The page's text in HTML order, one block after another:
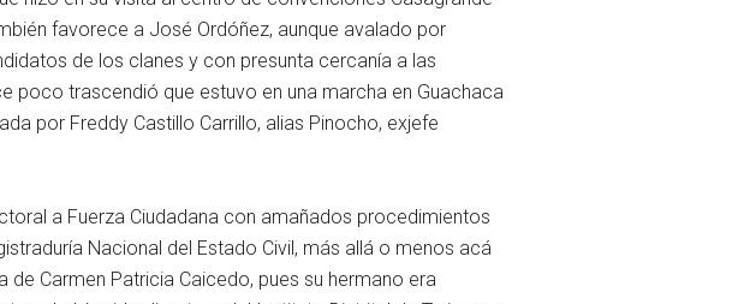
favorece a José Ordóñez, aunque avalado por
de los clanes y con presunta cercanía a las
poco trascendió que estuvo en una marcha en Guachaca
por Freddy Castillo Carrillo, alias Pinocho, exjefe
a Fuerza Ciudadana con amañados procedimientos
Nacional del Estado Civil, más allá o menos acá
Carmen Patricia Caicedo, pues su hermano era